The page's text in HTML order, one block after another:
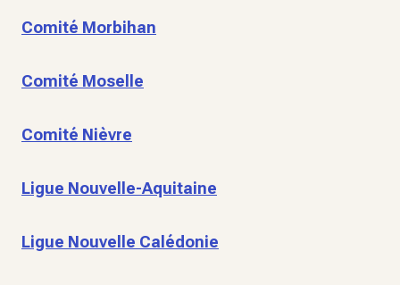
Comité Morbihan
Comité Moselle
Comité Nièvre
Ligue Nouvelle-Aquitaine
Ligue Nouvelle Calédonie